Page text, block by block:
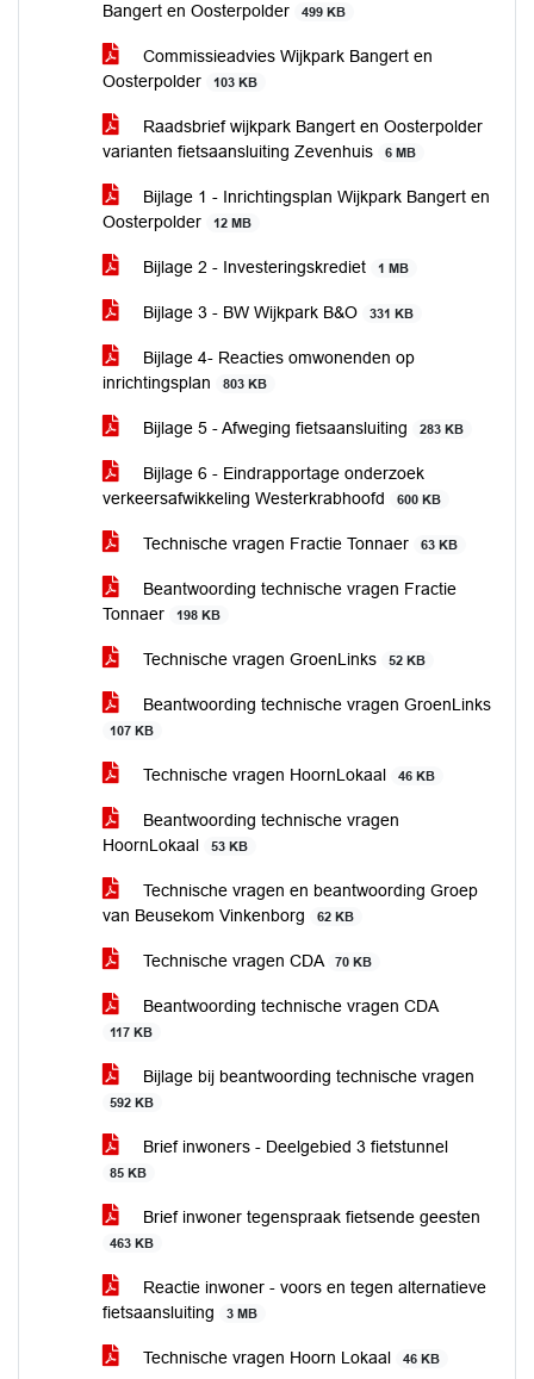
Bangert en Oosterpolder
499 KB
Commissieadvies Wijkpark Bangert en
Oosterpolder
103 KB
Raadsbrief wijkpark Bangert en Oosterpolder
varianten fietsaansluiting Zevenhuis
6 MB
Bijlage 1 - Inrichtingsplan Wijkpark Bangert en
Oosterpolder
12 MB
Bijlage 2 - Investeringskrediet 1 MB
Bijlage 3 - BW Wijkpark B&O 331 KB
Bijlage 4- Reacties omwonenden op
inrichtingsplan
803 KB
Bijlage 5 - Afweging fietsaansluiting 283 KB
Bijlage 6 - Eindrapportage onderzoek
verkeersafwikkeling Westerkrabhoofd
600 KB
Technische vragen Fractie Tonnaer 63 KB
Beantwoording technische vragen Fractie
Tonnaer
198 KB
Technische vragen GroenLinks 52 KB
Beantwoording technische vragen GroenLinks
107 KB
Technische vragen HoornLokaal 46 KB
Beantwoording technische vragen
HoornLokaal
53 KB
Technische vragen en beantwoording Groep
van Beusekom Vinkenborg
62 KB
Technische vragen CDA 70 KB
Beantwoording technische vragen CDA
117 KB
Bijlage bij beantwoording technische vragen
592 KB
Brief inwoners - Deelgebied 3 fietstunnel
85 KB
Brief inwoner tegenspraak fietsende geesten
463 KB
Reactie inwoner - voors en tegen alternatieve
fietsaansluiting
3 MB
Technische vragen Hoorn Lokaal 46 KB